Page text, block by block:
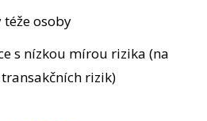
osoby
s nízkou mírou rizika (na
rizik)